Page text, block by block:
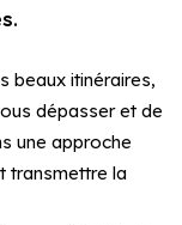
beaux itinéraires,
dépasser et de
une approche
transmettre la